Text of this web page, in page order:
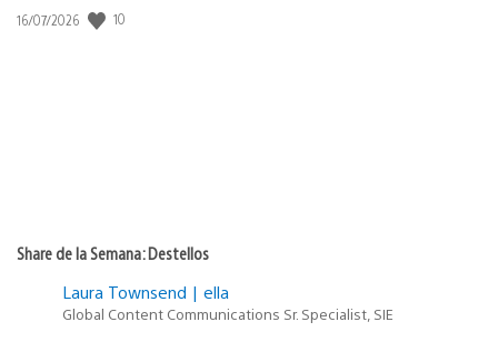
Fecha
16/07/2026 10
Share de la Semana: Destellos
Laura Townsend | ella
Global Content Communications Sr. Specialist, SIE